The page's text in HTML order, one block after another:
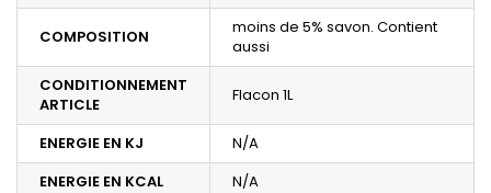
COMPOSITION
moins de 5% savon. Contient
aussi
CONDITIONNEMENT
ARTICLE
Flacon 1L
ENERGIE EN KJ
N/A
ENERGIE EN KCAL
N/A